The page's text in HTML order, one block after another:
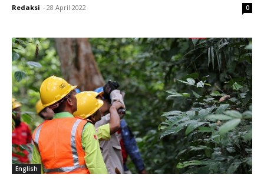
Redaksi - 28 April 2022 0
English